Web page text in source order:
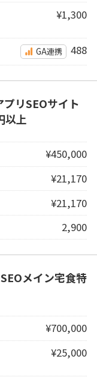
¥1,300
GA連携 488
リSEOサイト
以上
¥450,000
¥21,170
¥21,170
2,900
メイン宅食特
¥700,000
¥25,000